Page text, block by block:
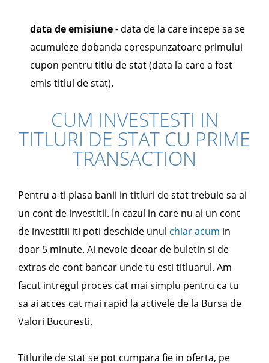
data de emisiune- data de la care incepe sa se
acumuleze dobanda corespunzatoare primului
cupon pentru titlu de stat (data la care a fost
emis titlul de stat).
CUM INVESTESTI IN
TITLURI DE STAT CU PRIME
TRANSACTION
Pentru a-ti plasa banii in titluri de stat trebuie sa ai
un cont de investitii. In cazul in care nu ai un cont
de investitii iti poti deschide unul chiar acum in
doar 5 minute. Ai nevoie deoar de buletin si de
extras de cont bancar unde tu esti titluarul. Am
facut intregul proces cat mai simplu pentru ca tu
sa ai acces cat mai rapid la activele de la Bursa de
Valori Bucuresti.
Titlurile de stat se pot cumpara fie in oferta, pe